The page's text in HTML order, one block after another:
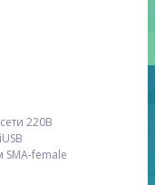
220В
female